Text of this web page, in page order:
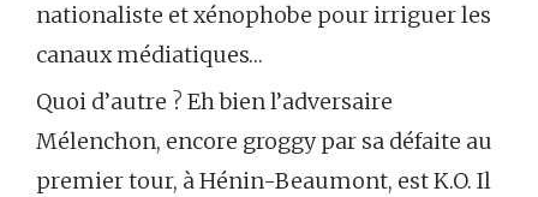
nationaliste et xénophobe pour irriguer les
canaux médiatiques…
Quoi d’autre ? Eh bien l’adversaire
Mélenchon, encore groggy par sa défaite au
premier tour, à Hénin-Beaumont, est K.O. Il